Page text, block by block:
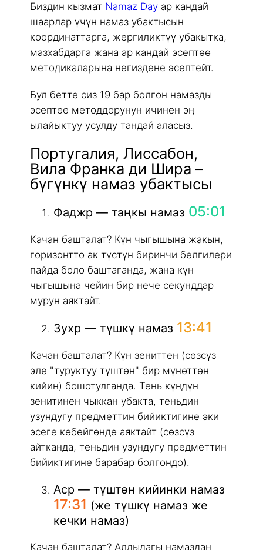
Биздин кызмат Namaz Day ар кандай
шаарлар үчүн намаз убактысын
координаттарга, жергиликтүү убакытка,
мазхабдарга жана ар кандай эсептөө
методикаларына негиздене эсептейт.
Бул бетте сиз 19 бар болгон намазды
эсептөө методдорунун ичинен эң
ылайыктуу усулду тандай аласыз.
Португалия, Лиссабон,
Вила Франка ди Шира –
бүгүнкү намаз убактысы
Фаджр — таңкы намаз 05:01
Качан башталат? Күн чыгышына жакын,
горизонтто ак түстүн биринчи белгилери
пайда боло баштаганда, жана күн
чыгышына чейин бир нече секунддар
мурун аяктайт.
Зухр — түшкү намаз 13:41
Качан башталат? Күн зениттен (сөзсүз
эле "туруктуу түштөн" бир мүнөттөн
кийин) бошотулганда. Тень күндүн
зенитинен чыккан убакта, теньдин
узундугу предметтин бийиктигине эки
эсеге көбөйгөндө аяктайт (сөзсүз
айтканда, теньдин узундугу предметтин
бийиктигине барабар болгондо).
Аср — түштөн кийинки намаз
17:31 (же түшкү намаз же
кечки намаз)
Качан башталат? Алдыдагы намаздан